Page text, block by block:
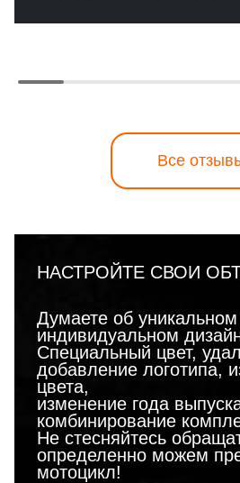
Все
НАСТРОЙТЕ СВОИ
Думаете об
индивидуальном
Специальный цвет,
добавление логотипа,
цвета,
изменение года
комбинирование
Не стесняйтесь
определенно можем
мотоцикл!